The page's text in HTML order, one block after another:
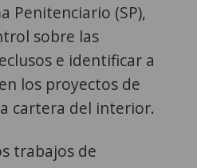
Penitenciario (SP),
sobre las
e identificar a
los proyectos de
cartera del interior.
trabajos de